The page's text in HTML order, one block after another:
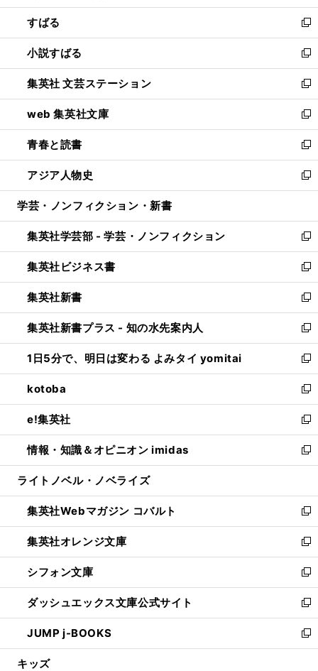
開
く
ウ
で
開
く
ン
ド
ウ
で
開
く
すばる
新
し
い
ウ
ィ
ン
ド
ウ
で
開
く
小説すばる
新
し
い
ウ
ィ
ン
ド
ウ
で
開
集英社 文芸ステーション
新
し
い
ウ
ィ
ン
ド
ウ
開
く
web 集英社文庫
新
し
い
ウ
ィ
ン
ウ
で
開
く
青春と読書
新
し
い
ウ
ン
ド
ウ
で
開
く
アジア人物史
新
し
ウ
ィ
ン
ド
ウ
で
開
く
学芸・ノンフィクション・新書
集英社学芸部 - 学芸・ノンフィクション
新
し
い
ウ
ィ
ン
ド
ウ
で
開
く
集英社ビジネス書
新
し
い
ウ
ィ
ン
ド
ウ
で
開
く
集英社新書
新
し
い
ウ
ィ
ン
ド
ウ
で
開
く
集英社新書プラス - 知の水先案内人
新
し
い
ウ
ィ
ン
ド
ウ
で
開
1日5分で、明日は変わる よみタイ yomitai
新
し
い
ウ
ィ
ン
ド
ウ
開
く
kotoba
新
し
い
ウ
ィ
ン
ウ
で
開
く
e!集英社
新
し
い
ウ
ン
ド
ウ
で
開
く
情報・知識＆オピニオン imidas
新
し
ウ
ィ
ン
ド
ウ
で
開
く
ライトノベル・ノベライズ
集英社Webマガジン コバルト
新
し
い
ウ
ィ
ン
ド
ウ
で
開
集英社オレンジ文庫
新
し
い
ウ
ィ
ン
ド
ウ
シフォン文庫
新
し
い
ウ
ィ
ン
ダッシュエックス文庫公式サイト
新
し
い
ウ
JUMP j-BOOKS
新
し
キッズ